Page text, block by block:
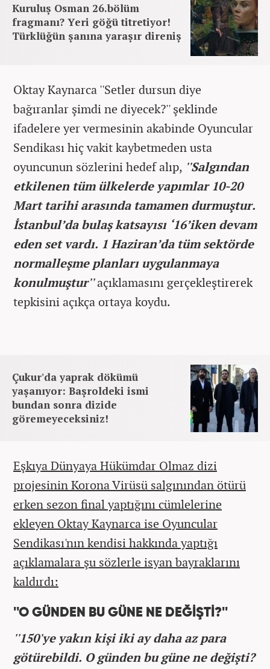
Kuruluş Osman 26.bölüm
fragmanı? Yeri göğü titretiyor!
Türklüğün şanına yaraşır direniş
Oktay Kaynarca ''Setler dursun diye
bağıranlar şimdi ne diyecek?'' şeklinde
ifadelere yer vermesinin akabinde Oyuncular
Sendikası hiç vakit kaybetmeden usta
oyuncunun sözlerini hedef alıp, ''Salgından
etkilenen tüm ülkelerde yapımlar 10-20
Mart tarihi arasında tamamen durmuştur.
İstanbul’da bulaş katsayısı ‘16’iken devam
eden set vardı. 1 Haziran’da tüm sektörde
normalleşme planları uygulanmaya
konulmuştur''açıklamasını gerçekleştirerek
tepkisini açıkça ortaya koydu.
Çukur'da yaprak dökümü
yaşanıyor: Başroldeki ismi
bundan sonra dizide
göremeyeceksiniz!
Eşkıya Dünyaya Hükümdar Olmaz dizi
projesinin Korona Virüsü salgınından ötürü
erken sezon final yaptığını cümlelerine
ekleyen Oktay Kaynarca ise Oyuncular
Sendikası'nın kendisi hakkında yaptığı
açıklamalara şu sözlerle isyan bayraklarını
kaldırdı:
''O GÜNDEN BU GÜNE NE DEĞİŞTİ?''
''150'ye yakın kişi iki ay daha az para
götürebildi. O günden bu güne ne değişti?